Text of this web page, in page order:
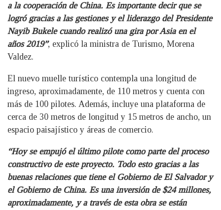
a la cooperación de China. Es importante decir que se
logró gracias a las gestiones y el liderazgo del Presidente
Nayib Bukele cuando realizó una gira por Asia en el
años 2019”, explicó la ministra de Turismo, Morena
Valdez.
El nuevo muelle turístico contempla una longitud de
ingreso, aproximadamente, de 110 metros y cuenta con
más de 100 pilotes. Además, incluye una plataforma de
cerca de 30 metros de longitud y 15 metros de ancho, un
espacio paisajístico y áreas de comercio.
“Hoy se empujó el último pilote como parte del proceso
constructivo de este proyecto. Todo esto gracias a las
buenas relaciones que tiene el Gobierno de El Salvador y
el Gobierno de China. Es una inversión de $24 millones,
aproximadamente, y a través de esta obra se están